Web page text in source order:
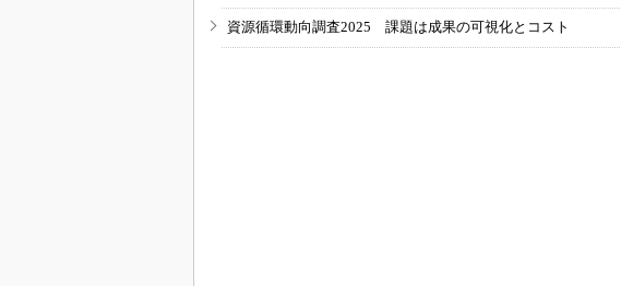
資源循環動向調査2025 課題は成果の可視化とコスト